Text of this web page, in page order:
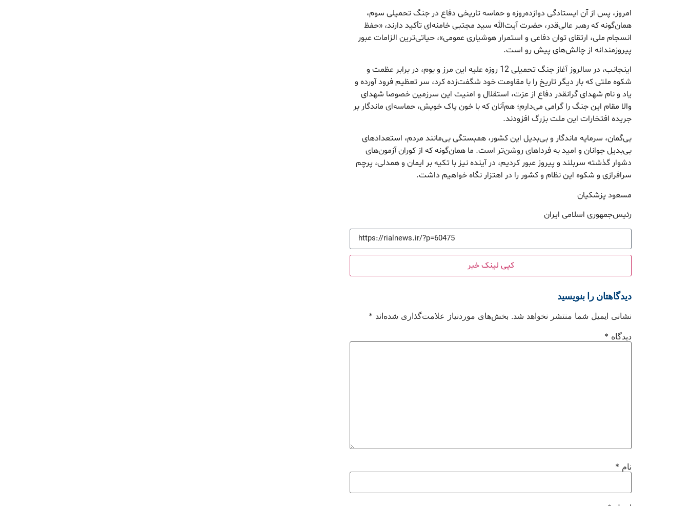
امروز، پس از آن ایستادگی دوازده‌روزه و حماسه تاریخی دفاع در جنگ تحمیلی سوم،
همان‌گونه که رهبر عالی‌قدر، حضرت آیت‌الله سید مجتبی خامنه‌ای تأکید دارند، «حفظ
انسجام ملی، ارتقای توان دفاعی و استمرار هوشیاری عمومی»، حیاتی‌ترین الزامات عبور
پیروزمندانه از چالش‌های پیش‌ رو است.
اینجانب، در سالروز آغاز جنگ تحمیلی 12 روزه علیه این مرز و بوم، در برابر عظمت و
شکوه ملتی که بار دیگر تاریخ را با مقاومت خود شگفت‌زده کرد، سر تعظیم فرود آورده و
یاد و نام شهدای گرانقدر دفاع از عزت، استقلال و امنیت این سرزمین خصوصا شهدای
والا مقام این جنگ را گرامی می‌دارم؛ هم‌آنان که با خون پاک خویش، حماسه‌ای ماندگار بر
جریده افتخارات این ملت بزرگ افزودند.
بی‌گمان، سرمایه ماندگار و بی‌بدیل این کشور، همبستگی بی‌مانند مردم، استعدادهای
بی‌بدیل جوانان و امید به فرداهای روشن‌تر است. ما همان‌گونه که از کوران آزمون‌های
دشوار گذشته سربلند و پیروز عبور کردیم، در آینده نیز با تکیه بر ایمان و همدلی، پرچم
سرافرازی و شکوه این نظام و کشور را در اهتزار نگاه خواهیم داشت.
مسعود پزشکیان
رئیس‌جمهوری اسلامی ایران
کپی لینک خبر
دیدگاهتان را بنویسید
نشانی ایمیل شما منتشر نخواهد شد. بخش‌های موردنیاز علامت‌گذاری شده‌اند *
دیدگاه *
نام *